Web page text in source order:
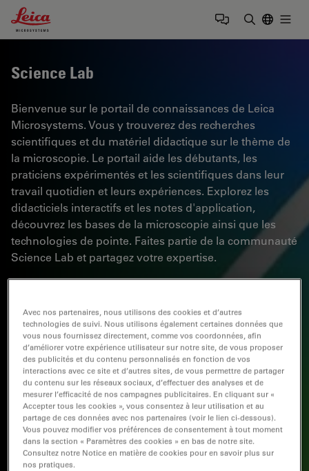
Leica Microsystems Logo
Science Lab
Bienvenue sur le portail de connaissances de Leica
Microsystems. Vous y trouverez des recherches
scientifiques et du matériel didactique sur le thème de
la microscopie. Le portail aide les débutants, les
praticiens expérimentés et les scientifiques dans leur
travail quotidien et leurs expériences. Explorez les
didacticiels interactifs et les notes d'application,
découvrez les bases de la microscopie ainsi que les
technologies de pointe. Faites partie de la communauté
Science Lab et partagez votre expertise.
Avec nos partenaires, nous utilisons des cookies et d’autres
technologies de suivi. Nous utilisons également certaines données que
vous nous fournissez directement, comme vos coordonnées, afin
d’améliorer votre expérience utilisateur sur notre site, de vous proposer
des publicités et du contenu personnalisés en fonction de vos
interactions avec ce site et d’autres sites, de vous permettre de partager
du contenu sur les réseaux sociaux, d’effectuer des analyses et de
mesurer l’efficacité de nos campagnes publicitaires. En cliquant sur «
Accepter tous les cookies », vous consentez à leur utilisation et au
partage de ces données avec nos partenaires (voir le lien ci-dessous).
Vous pouvez modifier vos préférences de consentement à tout moment
dans la section « Paramètres des cookies » en bas de notre site.
Consultez notre Notice en matière de cookies pour en savoir plus sur
nos pratiques.